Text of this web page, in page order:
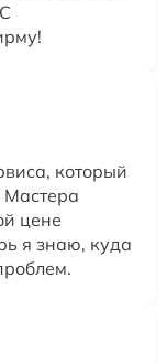
который
Мастера
цене
я знаю, куда